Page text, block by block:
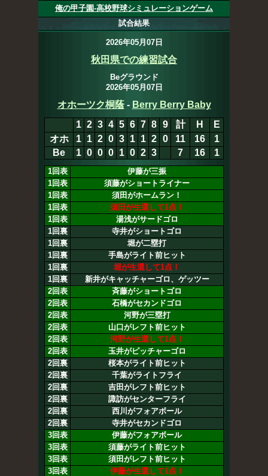
俺の甲子園-高校野球シミュレーションゲーム
試合結果
2026年05月07日
秋田県での練習試合
Beグラウンド
2026年05月07日
オホーツク桐蔭 11 -8 Berry Berry Baby
1 2 3 4 5 6 7 8 9 計 H
E
オホ
1 1 2 0 3 1 1 2 0 11 16
1
Be
1 0 0 0 1 0 2 3 8 17 1
1回表
伊藤が三振
1回表
須藤がショートライナー
1回表
須田がホームラン！
1回表
須田が生還して1点！
1回表
湯浅がサードゴロ
1回裏
寺井がショートゴロ
1回裏
堀が二塁打
1回裏
手島がライト前ヒット
1回裏
堀が生還して1点！
1回裏
新井がキャッチャーゴロ、ゲッツー
2回表
斉藤がショートゴロ
2回表
石橋がセカンドゴロ
2回表
河野が三塁打
2回表
山口がレフト前ヒット
2回表
河野が生還して1点！
2回表
玉井がピッチャーゴロ
2回裏
桜本がライト前ヒット
2回裏
千葉がライトフライ
2回裏
吉田がレフト前ヒット
2回裏
諏訪がセンターフライ
2回裏
西川がフォアボール
2回裏
寺井がセカンドゴロ
3回表
伊藤がフォアボール
3回表
須藤がライト前ヒット
3回表
須田がレフト前ヒット
3回表
伊藤が生還して1点！